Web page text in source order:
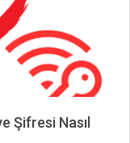
Şifresi Nasıl